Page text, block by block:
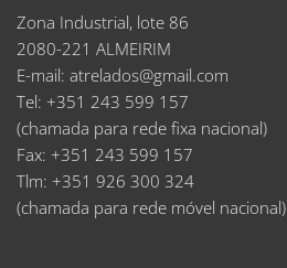
Zona Industrial, lote 86
2080-221 ALMEIRIM
E-mail: atrelados@gmail.com
Tel: +351 243 599 157
(chamada para rede fixa nacional)
Fax: +351 243 599 157
Tlm: +351 926 300 324
(chamada para rede móvel nacional)